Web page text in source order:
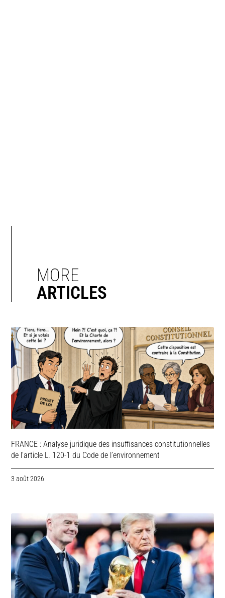
MORE
ARTICLES
FRANCE : Analyse juridique des insuffisances constitutionnelles
de l’article L. 120-1 du Code de l’environnement
3 août 2026